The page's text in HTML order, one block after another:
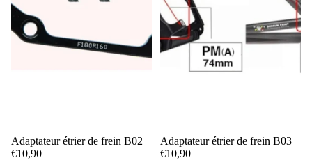
Adaptateur étrier de frein B02
€10,90
Adaptateur étrier de frein B03
€10,90